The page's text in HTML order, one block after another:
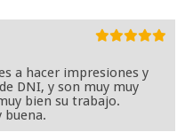
a hacer impresiones y
DNI, y son muy muy
bien su trabajo.
buena.